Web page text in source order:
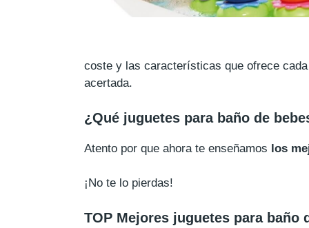
coste y las características que ofrece
acertada.
¿Qué juguetes para baño de
Atento por que ahora te enseñamos los
¡No te lo pierdas!
TOP Mejores juguetes para baño